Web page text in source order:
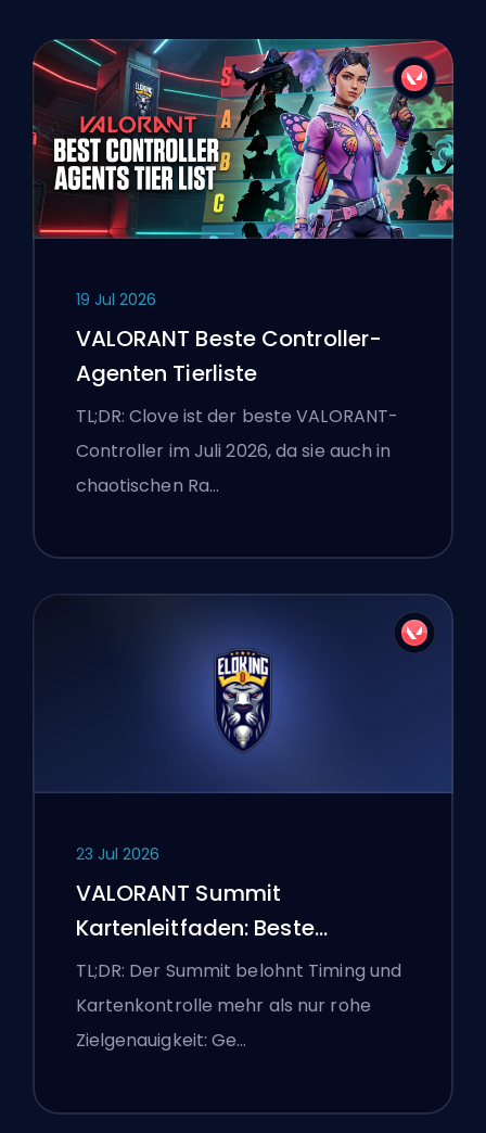
19 Jul 2026
VALORANT Beste Controller-
Agenten Tierliste
TL;DR: Clove ist der beste VALORANT-
Controller im Juli 2026, da sie auch in
chaotischen Ra…
23 Jul 2026
VALORANT Summit
Kartenleitfaden: Beste
Agenten, Callouts und
Smokes
TL;DR: Der Summit belohnt Timing und
Kartenkontrolle mehr als nur rohe
Zielgenauigkeit: Ge…